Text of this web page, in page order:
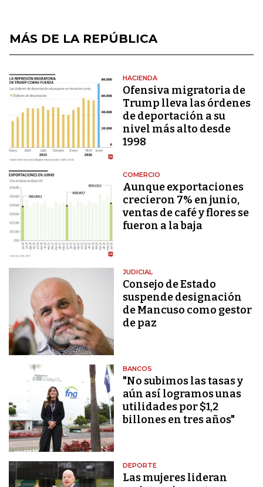
MÁS DE LA REPÚBLICA
HACIENDA
Ofensiva migratoria de
Trump lleva las órdenes
de deportación a su
nivel más alto desde
1998
COMERCIO
Aunque exportaciones
crecieron 7% en junio,
ventas de café y flores se
fueron a la baja
JUDICIAL
Consejo de Estado
suspende designación
de Mancuso como gestor
de paz
BANCOS
"No subimos las tasas y
aún así logramos unas
utilidades por $1,2
billones en tres años"
DEPORTE
Las mujeres lideran